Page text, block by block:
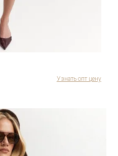
Узнать опт цену